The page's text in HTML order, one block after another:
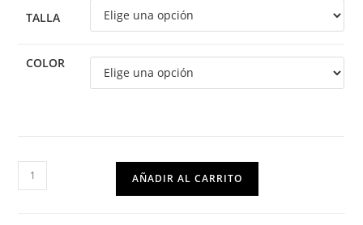
TALLA
COLOR
AÑADIR AL CARRITO